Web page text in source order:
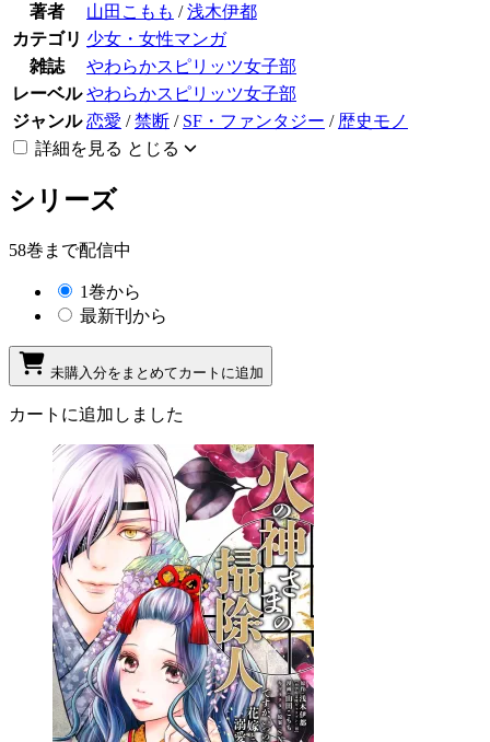
著者 山田こもも /浅木伊都
カテゴリ 少女・女性マンガ
雑誌
やわらかスピリッツ女子部
レーベル やわらかスピリッツ女子部
ジャンル 恋愛 /禁断 / SF・ファンタジー / 歴史モノ
詳細を見る とじる
シリーズ
58巻まで配信中
1巻から
最新刊から
未購入分をまとめてカートに追加
カートに追加しました